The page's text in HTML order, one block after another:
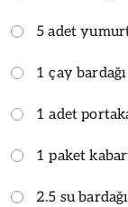
5 adet
1 çay
1 adet
1 paket
2.5 su